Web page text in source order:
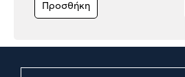
Προσθήκη